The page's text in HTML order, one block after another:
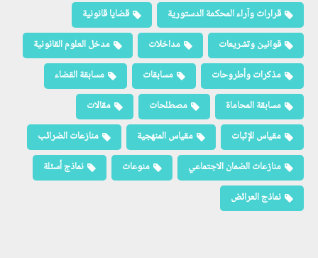
قرارات وآراء المحكمة الدستورية
قضايا قانونية
قوانين وتشريعات
مداخلات
مدخل العلوم القانونية
مذكرات وأطروحات
مسابقات
مسابقة القضاء
مسابقة المحاماة
مصطلحات
مقالات
مقياس الإثبات
مقياس المنهجية
منازعات الضرائب
منازعات الضمان الاجتماعي
منوعات
نماذج أسئلة
نماذج العرائض